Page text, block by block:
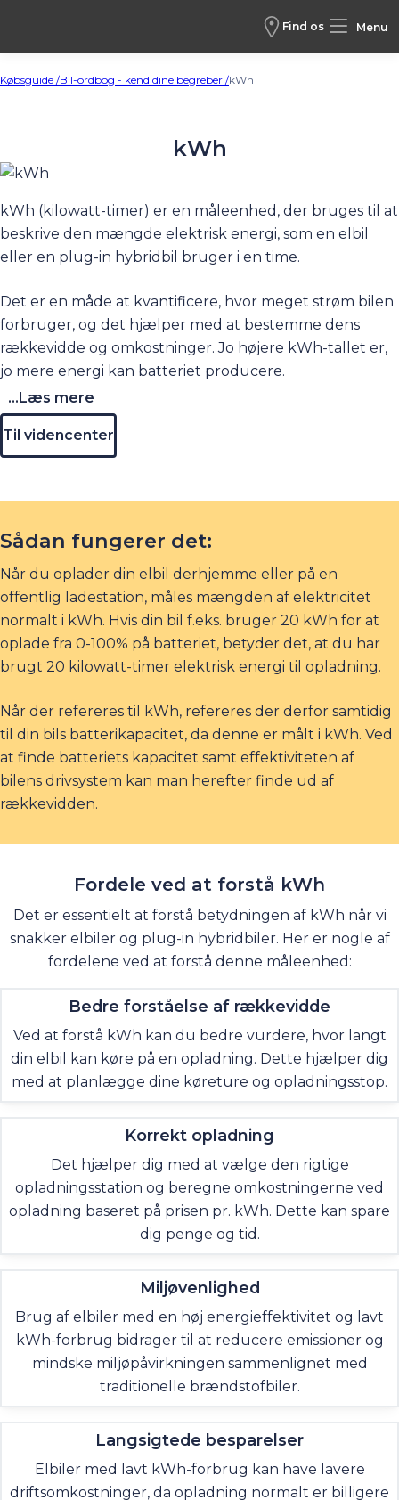
Find os Menu
Købsguide /Bil-ordbog - kend dine begreber /kWh
kWh
kWh (kilowatt-timer) er en måleenhed, der bruges til at
beskrive den mængde elektrisk energi, som en elbil
eller en plug-in hybridbil bruger i en time.
Det er en måde at kvantificere, hvor meget strøm bilen
forbruger, og det hjælper med at bestemme dens
rækkevidde og omkostninger. Jo højere kWh-tallet er,
jo mere energi kan batteriet producere.
...Læs mere
Til videncenter
Sådan fungerer det:
Når du oplader din elbil derhjemme eller på en
offentlig ladestation, måles mængden af elektricitet
normalt i kWh. Hvis din bil f.eks. bruger 20 kWh for at
oplade fra 0-100% på batteriet, betyder det, at du har
brugt 20 kilowatt-timer elektrisk energi til opladning.
Når der refereres til kWh, refereres der derfor samtidig
til din bils batterikapacitet, da denne er målt i kWh. Ved
at finde batteriets kapacitet samt effektiviteten af
bilens drivsystem kan man herefter finde ud af
rækkevidden.
Fordele ved at forstå kWh
Det er essentielt at forstå betydningen af kWh når vi
snakker elbiler og plug-in hybridbiler. Her er nogle af
fordelene ved at forstå denne måleenhed:
Bedre forståelse af rækkevidde
Ved at forstå kWh kan du bedre vurdere, hvor langt
din elbil kan køre på en opladning. Dette hjælper dig
med at planlægge dine køreture og opladningsstop.
Korrekt opladning
Det hjælper dig med at vælge den rigtige
opladningsstation og beregne omkostningerne ved
opladning baseret på prisen pr. kWh. Dette kan spare
dig penge og tid.
Miljøvenlighed
Brug af elbiler med en høj energieffektivitet og lavt
kWh-forbrug bidrager til at reducere emissioner og
mindske miljøpåvirkningen sammenlignet med
traditionelle brændstofbiler.
Langsigtede besparelser
Elbiler med lavt kWh-forbrug kan have lavere
driftsomkostninger, da opladning normalt er billigere